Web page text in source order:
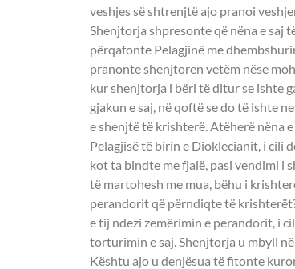
veshjes së shtrenjtë ajo pranoi
Shenjtorja shpresonte që nëna e saj
përqafonte Pelagjinë me
pranonte shenjtoren vetëm nëse
kur shenjtorja i bëri të ditur se ishte
gjakun e saj, në qoftë se do të ishte
e shenjtë të krishterë. Atëherë nëna
Pelagjisë të birin e Dioklecianit, i cili
kot ta bindte me fjalë, pasi vendimi i
të martohesh me mua, bëhu i
perandorit që përndiqte të
e tij ndezi zemërimin e perandorit, i
torturimin e saj. Shenjtorja u mbyll
Kështu ajo u denjësua të fitonte